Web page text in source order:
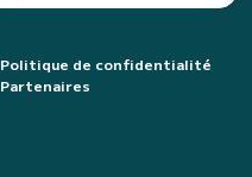
Politique de confidentialité
Partenaires